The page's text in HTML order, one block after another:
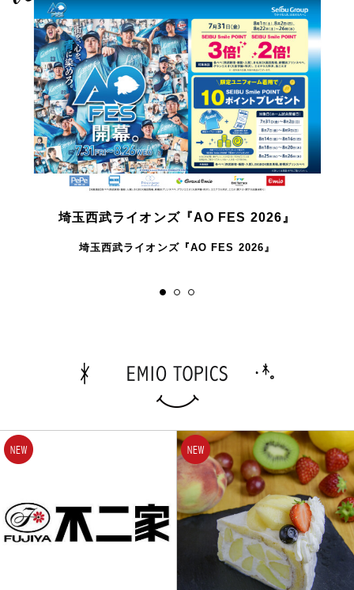
埼玉西武ライオンズ『AO FES 2026』
埼玉西武ライオンズ『AO FES 2026』
1 2 3